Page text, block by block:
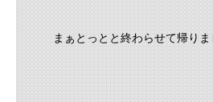
まぁとっとと終わらせて帰りま